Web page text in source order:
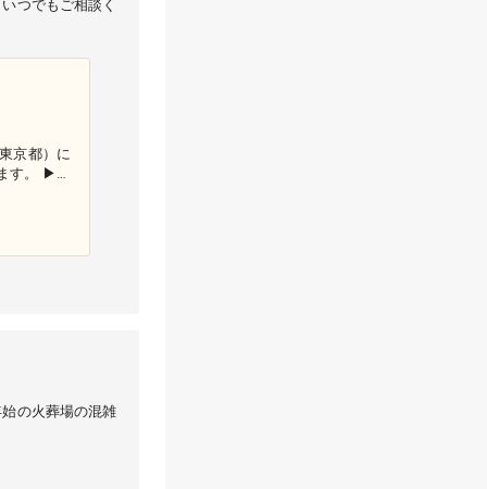
つでもご相談く
京都）に
▶〈
▶市民
医師、
タッフ
の火葬場の混雑